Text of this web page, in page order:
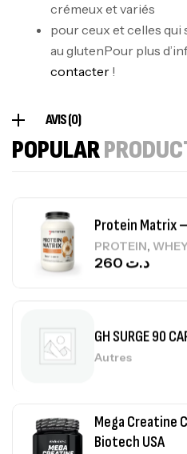
crémeux et variés
pour ceux et celles qui
au glutenPour plus
contacter !
AVIS (0)
POPULAR
Omega 3 – 100
Autres
د.ت84
CREATINE
Protein Matrix
PROTEIN, WHEY
د.ت
GH SURGE 90
Autres
Mega Creatine
Biotech USA